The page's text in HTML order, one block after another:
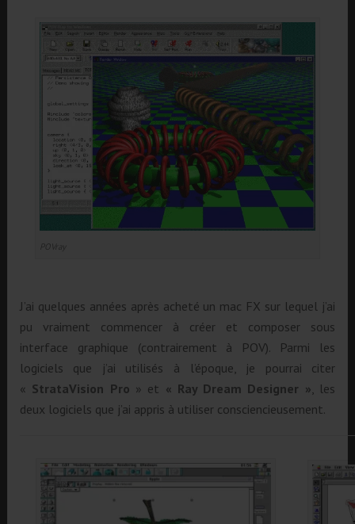
POVray
J’ai quelques années après acheté un mac FX sur lequel j’ai
pu vraiment commencer à créer et composer sous
interface graphique (contrairement à POV). Parmi les
logiciels que j’ai utilisés à l’époque, je pourrai citer
« StrataVision Pro » et « Ray Dream Designer », les
deux logiciels que j’ai appris à utiliser consciencieusement.